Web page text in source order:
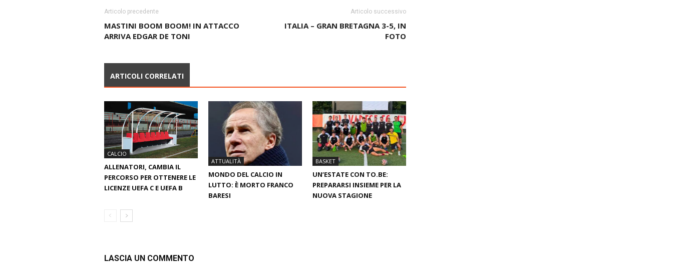
Articolo precedente
MASTINI BOOM BOOM! IN ATTACCO
ARRIVA EDGAR DE TONI
Articolo successivo
ITALIA – GRAN BRETAGNA 3-5, IN
FOTO
ARTICOLI CORRELATI
CALCIO
ALLENATORI, CAMBIA IL
PERCORSO PER OTTENERE LE
LICENZE UEFA C E UEFA B
ATTUALITÀ
MONDO DEL CALCIO IN
LUTTO: È MORTO FRANCO
BARESI
BASKET
UN’ESTATE CON TO.BE:
PREPARARSI INSIEME PER LA
NUOVA STAGIONE
LASCIA UN COMMENTO